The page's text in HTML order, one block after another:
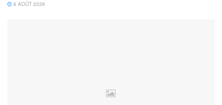
8 AOÛT 2026